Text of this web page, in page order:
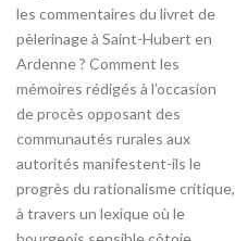
les commentaires du livret de
pèlerinage à Saint-Hubert en
Ardenne ? Comment les
mémoires rédigés à l’occasion
de procès opposant des
communautés rurales aux
autorités manifestent-ils le
progrès du rationalisme critique,
à travers un lexique où le